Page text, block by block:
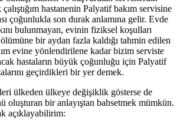
hastanenin Palyatif bakım servisine
çoğunlukla son durak anlamına gelir. Evde
bulunmayan, evinin fiziksel koşulları
bir aydan fazla kaldığı tahmin edilen
evine yönlendirilene kadar bizim serviste
hastaların büyük çoğunluğu için Palyatif
geçirdikleri bir yer demek.
ülkeden ülkeye değişiklik gösterse de
oluşturan bir anlayıştan bahsetmek mümkün.
açıklayabilirim: